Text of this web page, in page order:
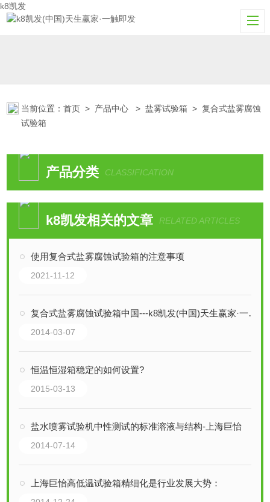
k8凯发
当前位置：首页 > 产品中心 >盐雾试验箱 >复合式盐雾腐蚀
试验箱
产品分类 CLASSIFICATION
k8凯发相关的文章 RELATED ARTICLES
使用复合式盐雾腐蚀试验箱的注意事项
2021-11-12
复合式盐雾腐蚀试验箱中国---k8凯发(中国)天生赢家·一触即发
2014-03-07
恒温恒湿箱稳定的如何设置?
2015-03-13
盐水喷雾试验机中性测试的标准溶液与结构-上海巨怡
2014-07-14
上海巨怡高低温试验箱精细化是行业发展大势：